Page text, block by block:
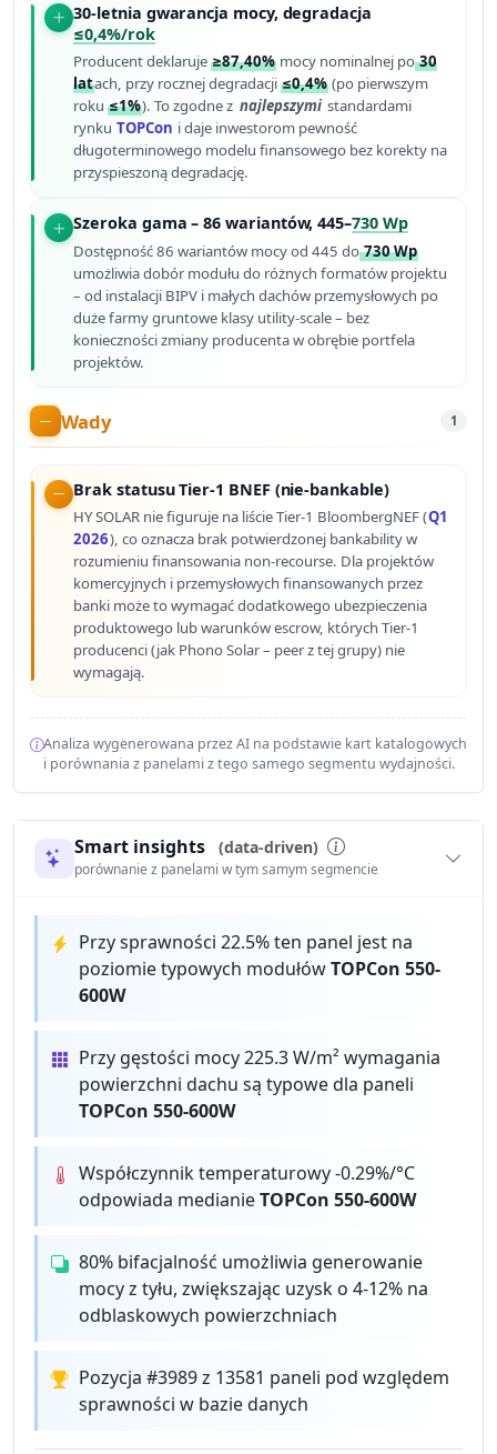
30-letnia gwarancja mocy, degradacja
≤0,4%/rok
Producent deklaruje≥87,40% mocy nominalnej po30
latach, przy rocznej degradacji≤0,4% (po pierwszym
roku≤1%). To zgodne z najlepszymi standardami
rynku TOPCon i daje inwestorom pewność
długoterminowego modelu finansowego bez korekty na
przyspieszoną degradację.
Szeroka gama – 86 wariantów, 445–730 Wp
Dostępność 86 wariantów mocy od 445 do730 Wp
umożliwia dobór modułu do różnych formatów projektu
– od instalacji BIPV i małych dachów przemysłowych po
duże farmy gruntowe klasy utility-scale – bez
konieczności zmiany producenta w obrębie portfela
projektów.
Wady 1
Brak statusu Tier-1 BNEF (nie-bankable)
HY SOLAR nie figuruje na liście Tier-1 BloombergNEF (Q1
2026), co oznacza brak potwierdzonej bankability w
rozumieniu finansowania non-recourse. Dla projektów
komercyjnych i przemysłowych finansowanych przez
banki może to wymagać dodatkowego ubezpieczenia
produktowego lub warunków escrow, których Tier-1
producenci (jak Phono Solar – peer z tej grupy) nie
wymagają.
Analiza wygenerowana przez AI na podstawie kart katalogowych
i porównania z panelami z tego samego segmentu wydajności.
Smart insights (data-driven)
porównanie z panelami w tym samym segmencie
Przy sprawności 22.5% ten panel jest na
poziomie typowych modułówTOPCon 550-
600W
Przy gęstości mocy 225.3 W/m² wymagania
powierzchni dachu są typowe dla paneli
TOPCon 550-600W
Współczynnik temperaturowy -0.29%/°C
odpowiada medianieTOPCon 550-600W
80% bifacjalność umożliwia generowanie
mocy z tyłu, zwiększając uzysk o 4-12% na
odblaskowych powierzchniach
Pozycja #3989 z 13581 paneli pod względem
sprawności w bazie danych